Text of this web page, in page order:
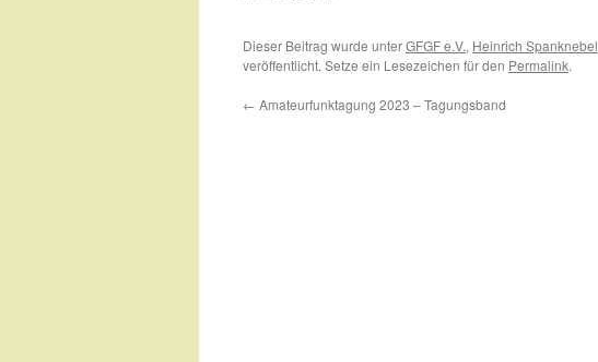
Dieser Beitrag wurde unterGFGF e.V., Heinrich Spanknebel
veröffentlicht. Setze ein Lesezeichen für den Permalink.
← Amateurfunktagung 2023 – Tagungsband